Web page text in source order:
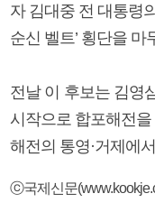
자 김대중 전 대통령
순신 벨트’ 횡단을 마
전날 이 후보는 김영
시작으로 합포해전
해전의 통영·거제에
ⓒ국제신문